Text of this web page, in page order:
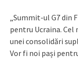
„Summit-ul G7 din
pentru Ucraina.
unei consolidări
Vor fi noi pași